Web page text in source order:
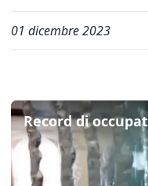
01 dicembre 2023